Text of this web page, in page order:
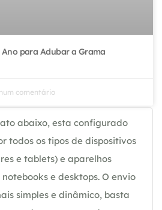
para Adubar a Grama
comentário
abaixo, esta configurado
todos os tipos de dispositivos
e tablets) e aparelhos
e desktops. O envio
simples e dinâmico, basta